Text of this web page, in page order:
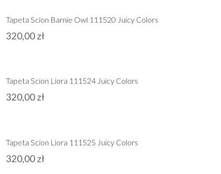
Tapeta Scion Barnie Owl 111520 Juicy Colors
320,00 zł
Tapeta Scion Liora 111524 Juicy Colors
320,00 zł
Tapeta Scion Liora 111525 Juicy Colors
320,00 zł